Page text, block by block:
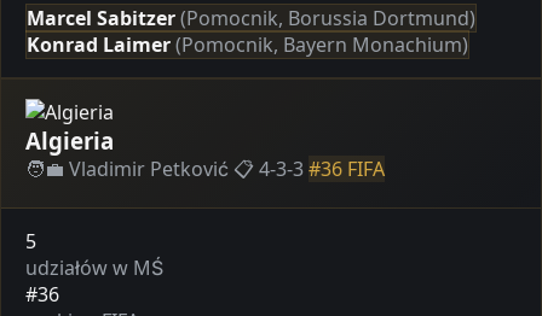
Marcel Sabitzer(Pomocnik, Borussia Dortmund)
Konrad Laimer(Pomocnik, Bayern Monachium)
Algieria
🧑‍💼 Vladimir Petković 📋 4-3-3#36 FIFA
5
udziałów w MŚ
#36